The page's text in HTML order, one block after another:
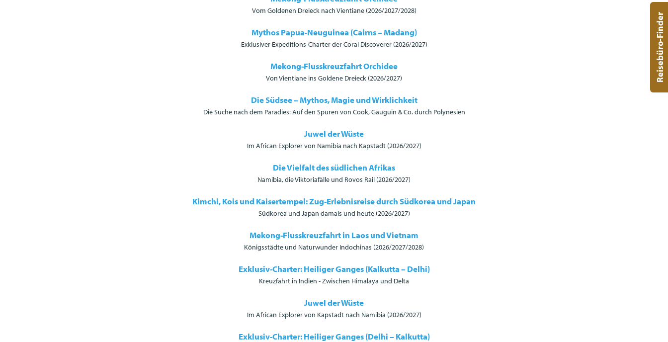
Vom Goldenen Dreieck nach Vientiane (2026/2027/2028)
Mythos Papua-Neuguinea (Cairns – Madang)
Exklusiver Expeditions-Charter der Coral Discoverer (2026/2027)
Mekong-Flusskreuzfahrt Orchidee
Von Vientiane ins Goldene Dreieck (2026/2027)
Die Südsee – Mythos, Magie und Wirklichkeit
Die Suche nach dem Paradies: Auf den Spuren von Cook, Gauguin & Co. durch Polynesien
Juwel der Wüste
Im African Explorer von Namibia nach Kapstadt (2026/2027)
Die Vielfalt des südlichen Afrikas
Namibia, die Viktoriafälle und Rovos Rail (2026/2027)
Kimchi, Kois und Kaisertempel: Zug-Erlebnisreise durch Südkorea und Japan
Südkorea und Japan damals und heute (2026/2027)
Mekong-Flusskreuzfahrt in Laos und Vietnam
Königsstädte und Naturwunder Indochinas (2026/2027/2028)
Exklusiv-Charter: Heiliger Ganges (Kalkutta – Delhi)
Kreuzfahrt in Indien - Zwischen Himalaya und Delta
Juwel der Wüste
Im African Explorer von Kapstadt nach Namibia (2026/2027)
Exklusiv-Charter: Heiliger Ganges (Delhi – Kalkutta)
Reisebüro-Finder